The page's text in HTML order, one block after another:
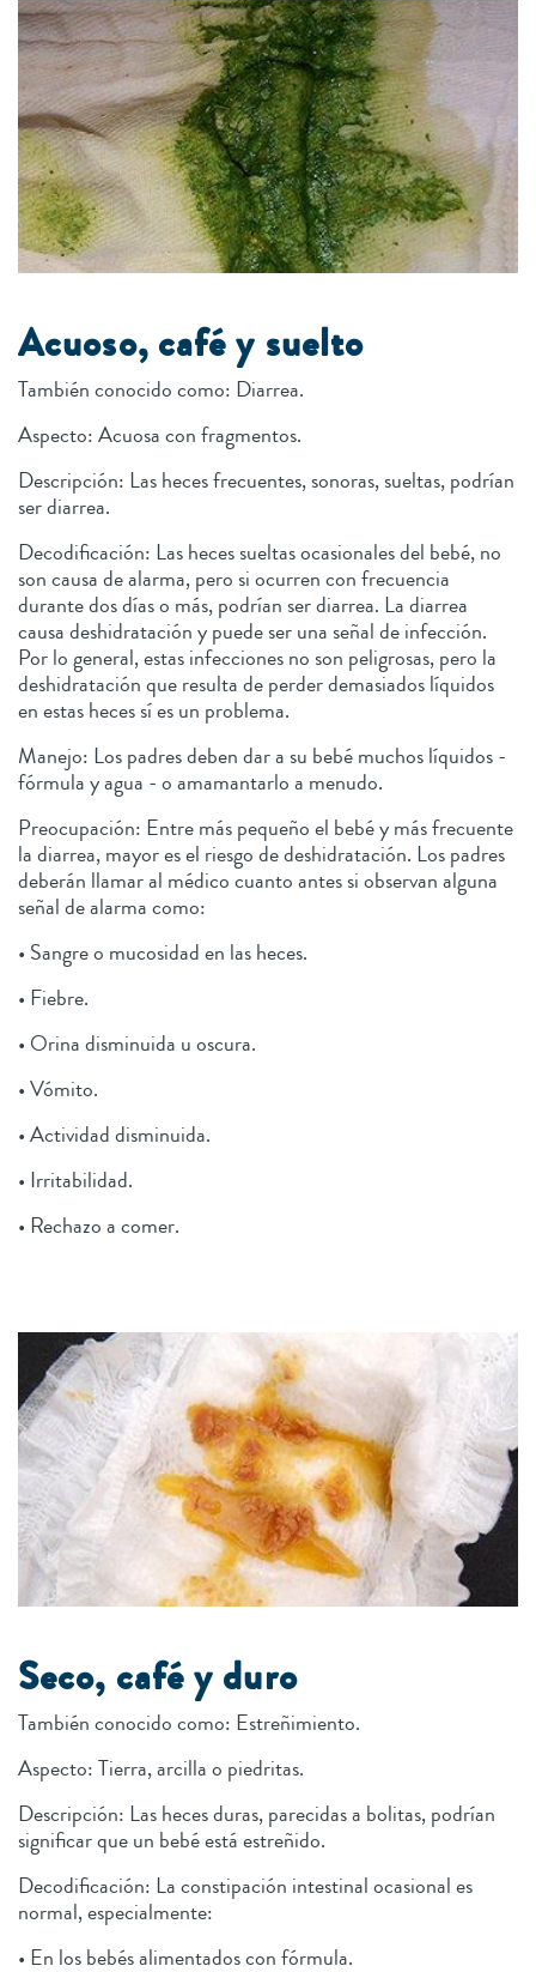
Acuoso, café y suelto
También conocido como: Diarrea.
Aspecto: Acuosa con fragmentos.
Descripción: Las heces frecuentes, sonoras, sueltas, podrían
ser diarrea.
Decodificación: Las heces sueltas ocasionales del bebé, no
son causa de alarma, pero si ocurren con frecuencia
durante dos días o más, podrían ser diarrea. La diarrea
causa deshidratación y puede ser una señal de infección.
Por lo general, estas infecciones no son peligrosas, pero la
deshidratación que resulta de perder demasiados líquidos
en estas heces sí es un problema.
Manejo: Los padres deben dar a su bebé muchos líquidos -
fórmula y agua - o amamantarlo a menudo.
Preocupación: Entre más pequeño el bebé y más frecuente
la diarrea, mayor es el riesgo de deshidratación. Los padres
deberán llamar al médico cuanto antes si observan alguna
señal de alarma como:
• Sangre o mucosidad en las heces.
• Fiebre.
• Orina disminuida u oscura.
• Vómito.
• Actividad disminuida.
• Irritabilidad.
• Rechazo a comer.
Seco, café y duro
También conocido como: Estreñimiento.
Aspecto: Tierra, arcilla o piedritas.
Descripción: Las heces duras, parecidas a bolitas, podrían
significar que un bebé está estreñido.
Decodificación: La constipación intestinal ocasional es
normal, especialmente:
• En los bebés alimentados con fórmula.